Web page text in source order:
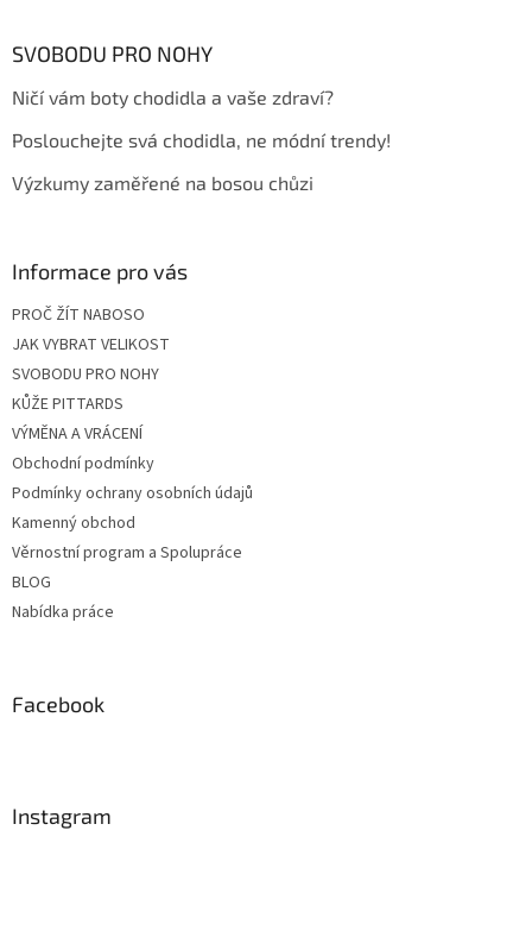
SVOBODU PRO NOHY
Ničí vám boty chodidla a vaše zdraví?
Poslouchejte svá chodidla, ne módní trendy!
Výzkumy zaměřené na bosou chůzi
Informace pro vás
PROČ ŽÍT NABOSO
JAK VYBRAT VELIKOST
SVOBODU PRO NOHY
KŮŽE PITTARDS
VÝMĚNA A VRÁCENÍ
Obchodní podmínky
Podmínky ochrany osobních údajů
Kamenný obchod
Věrnostní program a Spolupráce
BLOG
Nabídka práce
Facebook
Instagram